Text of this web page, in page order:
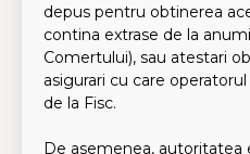
depus pentru obtinerea
contina extrase de la
Comertului), sau atestari
asigurari cu care
de la Fisc.
De asemenea,